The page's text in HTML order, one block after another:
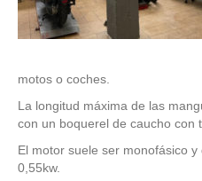
motos o coches.
La longitud máxima de las
con un boquerel de caucho con
El motor suele ser monofásico
0,55kw.